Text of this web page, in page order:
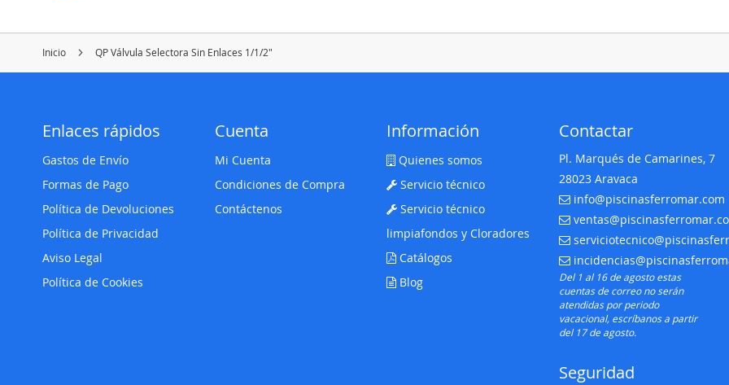
Inicio QP Válvula Selectora Sin Enlaces 1/1/2"
Enlaces rápidos
Gastos de Envío
Formas de Pago
Política de Devoluciones
Política de Privacidad
Aviso Legal
Política de Cookies
Cuenta
Mi Cuenta
Condiciones de Compra
Contáctenos
Información
Quienes somos
Servicio técnico
Servicio técnico
limpiafondos y Cloradores
Catálogos
Blog
Contactar
Pl. Marqués de Camarines, 7
28023 Aravaca
E-mail:
info@piscinasferromar.com
E-mail:
E-mail:
E-mail:
Del 1 al 16 de agosto estas
cuentas de correo no serán
atendidas por periodo
vacacional, escríbanos a partir
del 17 de agosto.
Seguridad